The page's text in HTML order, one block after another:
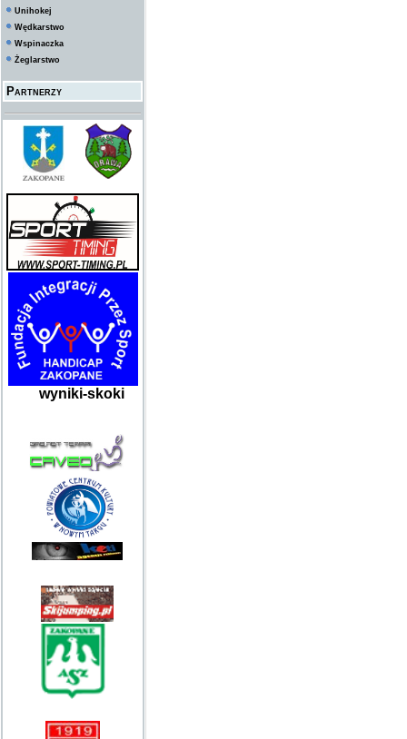
Unihokej
Wędkarstwo
Wspinaczka
Żeglarstwo
Partnerzy
wyniki-skoki